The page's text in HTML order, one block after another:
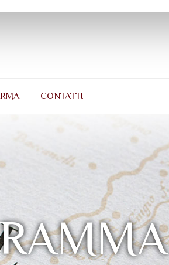
CONTATTI